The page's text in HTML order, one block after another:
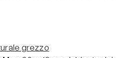
grezzo